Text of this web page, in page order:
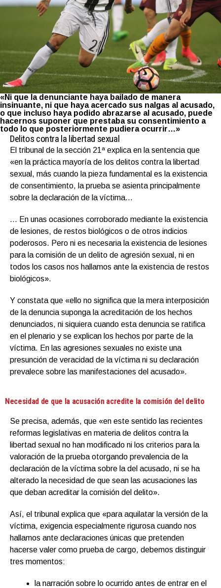
«Ni que la denunciante haya bailado de manera
insinuante, ni que haya acercado sus nalgas al acusado,
o que incluso haya podido abrazarse al acusado, puede
hacernos suponer que prestaba su consentimiento a
todo lo que posteriormente pudiera ocurrir…»
Delitos contra la libertad sexual
El tribunal de la sección 21ª explica en la sentencia que
«en la práctica mayoría de los delitos contra la libertad
sexual, más cuando la pieza fundamental es la existencia
de consentimiento, la prueba se asienta principalmente
sobre la declaración de la víctima…
… En unas ocasiones corroborado mediante la existencia
de lesiones, de restos biológicos o de otros indicios
poderosos. Pero ni es necesaria la existencia de lesiones
para la comisión de un delito de agresión sexual, ni en
todos los casos nos hallamos ante la existencia de restos
biológicos».
Y constata que «ello no significa que la mera interposición
de la denuncia suponga la acreditación de los hechos
denunciados, ni siquiera cuando esta denuncia se ratifica
en el plenario y se explican los hechos por parte de la
víctima. En las agresiones sexuales no existe una
presunción de veracidad de la víctima ni su declaración
prevalece sobre las manifestaciones del acusado».
Necesidad de que la acusación acredite la comisión del delito
Se precisa, además, que «en este sentido las recientes
reformas legislativas en materia de delitos contra la
libertad sexual no han modificado ni los criterios para la
valoración de la prueba otorgando prevalencia de la
declaración de la víctima sobre la del acusado, ni se ha
alterado la necesidad de que sean las acusaciones las
que deban acreditar la comisión del delito».
Así, el tribunal explica que «para aquilatar la versión de la
víctima, exigencia especialmente rigurosa cuando nos
hallamos ante declaraciones únicas que pretenden
hacerse valer como prueba de cargo, debemos distinguir
tres momentos:
la narración sobre lo ocurrido antes de entrar en el